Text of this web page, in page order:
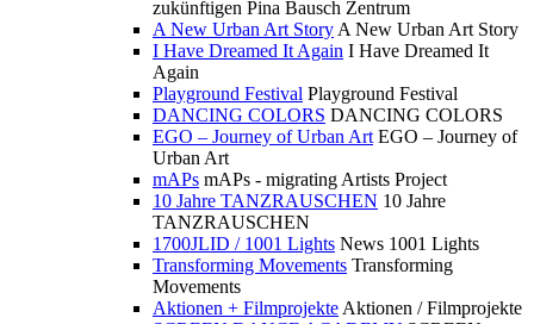
zukünftigen Pina Bausch Zentrum
A New Urban Art Story A New Urban Art Story
I Have Dreamed It Again I Have Dreamed It
Again
Playground Festival Playground Festival
DANCING COLORS DANCING COLORS
EGO – Journey of Urban Art EGO – Journey of
Urban Art
mAPs mAPs - migrating Artists Project
10 Jahre TANZRAUSCHEN 10 Jahre
TANZRAUSCHEN
1700JLID / 1001 Lights News 1001 Lights
Transforming Movements Transforming
Movements
Aktionen + Filmprojekte Aktionen / Filmprojekte